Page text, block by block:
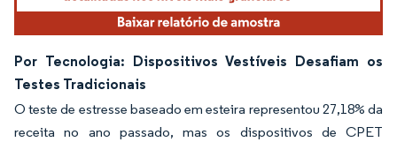
Por Tecnologia: Dispositivos Vestíveis Desafiam os
Testes Tradicionais
O teste de estresse baseado em esteira representou 27,18% da
receita no ano passado, mas os dispositivos de CPET